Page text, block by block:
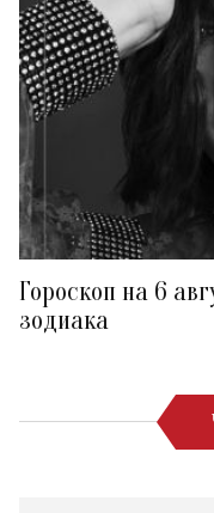
Гороскоп на 6
зодиака